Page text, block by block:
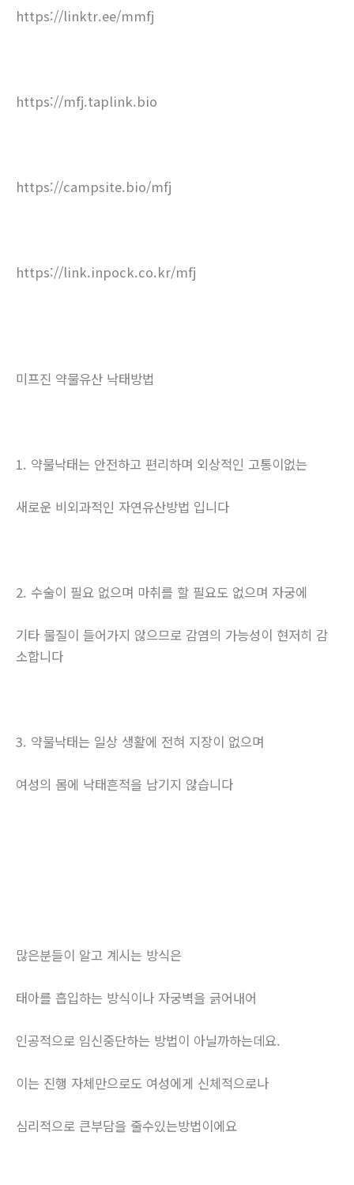
https://linktr.ee/mmfj
https://mfj.taplink.bio
https://campsite.bio/mfj
https://link.inpock.co.kr/mfj
미프진 약물유산 낙태방법
1. 약물낙태는 안전하고 편리하며 외상적인 고통이없는
새로운 비외과적인 자연유산방법 입니다
2. 수술이 필요 없으며 마취를 할 필요도 없으며 자궁에
기타 물질이 들어가지 않으므로 감염의 가능성이 현저히 감
소합니다
3. 약물낙태는 일상 생활에 전혀 지장이 없으며
여성의 몸에 낙태흔적을 남기지 않습니다
많은분들이 알고 계시는 방식은
태아를 흡입하는 방식이나 자궁벽을 긁어내어
인공적으로 임신중단하는 방법이 아닐까하는데요.
이는 진행 자체만으로도 여성에게 신체적으로나
심리적으로 큰부담을 줄수있는방법이에요